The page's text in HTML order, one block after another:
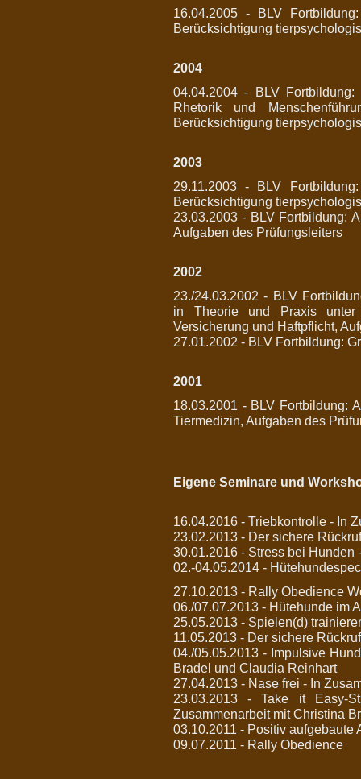
16.04.2005 - BLV
Berücksichtigung
2004
04.04.2004 - BLV Fortbildung:
Rhetorik und
Berücksichtigung
2003
29.11.2003 - BLV
Berücksichtigung
23.03.2003 - BLV Fortbildung:
Aufgaben des Prüfungsleiters
2002
23./24.03.2002 - BLV
in Theorie und Praxis unter
Versicherung und Haftpflicht,
27.01.2002 - BLV Fortbildung:
2001
18.03.2001 - BLV Fortbildung:
Tiermedizin, Aufgaben des
Eigene Seminare und
16.04.2016 - Triebkontrolle - In
23.02.2013 - Der sichere
30.01.2016 - Stress bei Hunden
02.-04.05.2014 -
27.10.2013 - Rally Obedience
06./07.07.2013 - Hütehunde im
25.05.2013 - Spielen(d)
11.05.2013 - Der sichere
04./05.05.2013 - Impulsive
Bradel und Claudia Reinhart
27.04.2013 - Nase frei - In
23.03.2013 - Take it Easy-
Zusammenarbeit mit Christina
03.10.2011 - Positiv aufgebaute
09.07.2011 - Rally Obedience